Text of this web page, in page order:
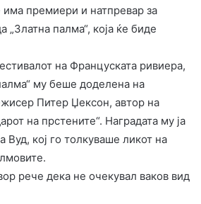
има премиери и натпревар за
„Златна палма“, која ќе биде
на Француската ривиера,
му беше доделена на
Питер Џексон, автор на
на прстените“. Наградата му ја
Вуд, кој го толкуваше ликот на
рече дека не очекувал ваков вид